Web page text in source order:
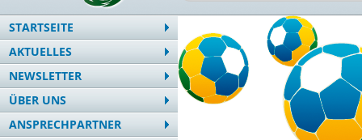
STARTSEITE
AKTUELLES
NEWSLETTER
ÜBER UNS
ANSPRECHPARTNER